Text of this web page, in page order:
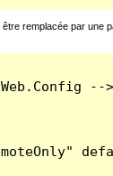
remplacée par une
-->